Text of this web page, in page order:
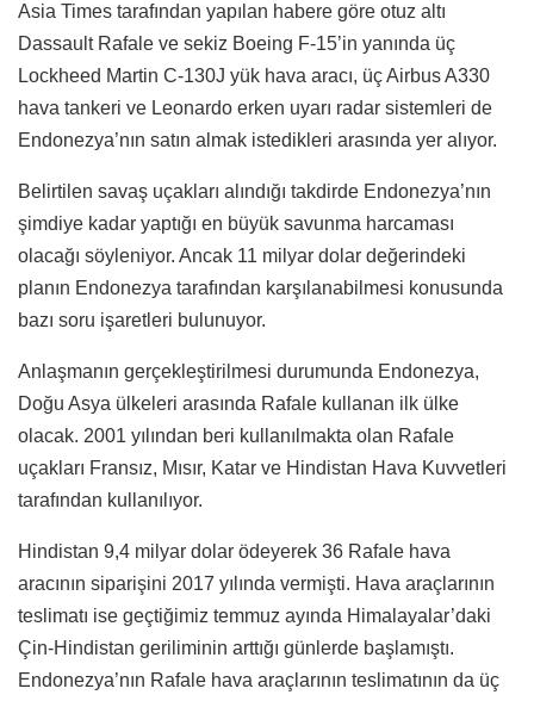
Asia Times tarafından yapılan habere göre otuz altı
Dassault Rafale ve sekiz Boeing F-15’in yanında üç
Lockheed Martin C-130J yük hava aracı, üç Airbus A330
hava tankeri ve Leonardo erken uyarı radar sistemleri de
Endonezya’nın satın almak istedikleri arasında yer alıyor.
Belirtilen savaş uçakları alındığı takdirde Endonezya’nın
şimdiye kadar yaptığı en büyük savunma harcaması
olacağı söyleniyor. Ancak 11 milyar dolar değerindeki
planın Endonezya tarafından karşılanabilmesi konusunda
bazı soru işaretleri bulunuyor.
Anlaşmanın gerçekleştirilmesi durumunda Endonezya,
Doğu Asya ülkeleri arasında Rafale kullanan ilk ülke
olacak. 2001 yılından beri kullanılmakta olan Rafale
uçakları Fransız, Mısır, Katar ve Hindistan Hava Kuvvetleri
tarafından kullanılıyor.
Hindistan 9,4 milyar dolar ödeyerek 36 Rafale hava
aracının siparişini 2017 yılında vermişti. Hava araçlarının
teslimatı ise geçtiğimiz temmuz ayında Himalayalar’daki
Çin-Hindistan geriliminin arttığı günlerde başlamıştı.
Endonezya’nın Rafale hava araçlarının teslimatının da üç